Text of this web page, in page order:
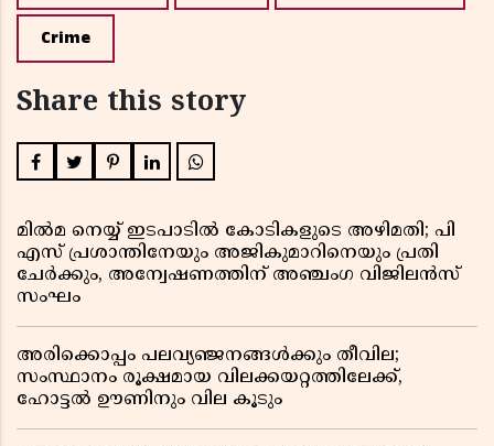
Crime
Share this story
മിൽമ നെയ്യ് ഇടപാടിൽ കോടികളുടെ അഴിമതി; പി
എസ് പ്രശാന്തിനേയും അജികുമാറിനെയും പ്രതി
ചേർക്കും, അന്വേഷണത്തിന് അഞ്ചംഗ വിജിലൻസ്
സംഘം
അരിക്കൊപ്പം പലവ്യഞ്ജനങ്ങൾക്കും തീവില;
സംസ്ഥാനം രൂക്ഷമായ വിലക്കയറ്റത്തിലേക്ക്,
ഹോട്ടൽ ഊണിനും വില കൂടും